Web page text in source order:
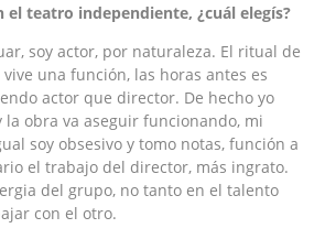
el teatro independiente, ¿cuál elegís?
soy actor, por naturaleza. El ritual de
una función, las horas antes es
actor que director. De hecho yo
la obra va aseguir funcionando, mi
soy obsesivo y tomo notas, función a
el trabajo del director, más ingrato.
del grupo, no tanto en el talento
con el otro.